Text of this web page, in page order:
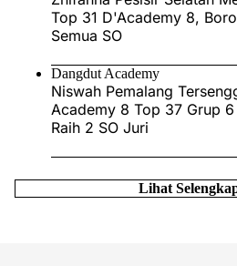
Top 31 D'Academy 8,
Semua SO
Dangdut Academy
Niswah Pemalang
Academy 8 Top 37 Grup
Raih 2 SO Juri
Lihat